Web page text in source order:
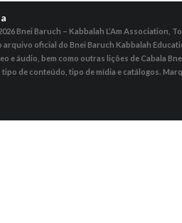
Bnei Baruch – Kabbalah L’Am Association,
arquivo oficial do Bnei Baruch Kabbalah
e áudio, bem como outras lições de Cabala
de conteúdo, tipo de mídia e catálogos.